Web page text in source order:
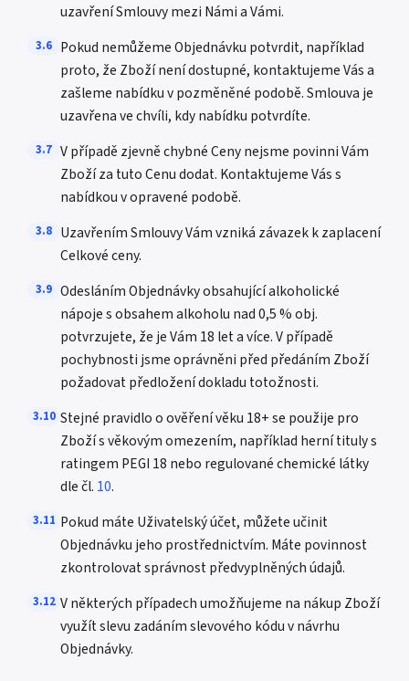
uzavření Smlouvy mezi Námi a Vámi.
3.6 Pokud nemůžeme Objednávku potvrdit, například
proto, že Zboží není dostupné, kontaktujeme Vás a
zašleme nabídku v pozměněné podobě. Smlouva je
uzavřena ve chvíli, kdy nabídku potvrdíte.
3.7 V případě zjevně chybné Ceny nejsme povinni Vám
Zboží za tuto Cenu dodat. Kontaktujeme Vás s
nabídkou v opravené podobě.
3.8 Uzavřením Smlouvy Vám vzniká závazek k zaplacení
Celkové ceny.
3.9 Odesláním Objednávky obsahující alkoholické
nápoje s obsahem alkoholu nad 0,5 % obj.
potvrzujete, že je Vám 18 let a více. V případě
pochybnosti jsme oprávněni před předáním Zboží
požadovat předložení dokladu totožnosti.
3.10 Stejné pravidlo o ověření věku 18+ se použije pro
Zboží s věkovým omezením, například herní tituly s
ratingem PEGI 18 nebo regulované chemické látky
dle čl. 10.
3.11 Pokud máte Uživatelský účet, můžete učinit
Objednávku jeho prostřednictvím. Máte povinnost
zkontrolovat správnost předvyplněných údajů.
3.12 V některých případech umožňujeme na nákup Zboží
využít slevu zadáním slevového kódu v návrhu
Objednávky.